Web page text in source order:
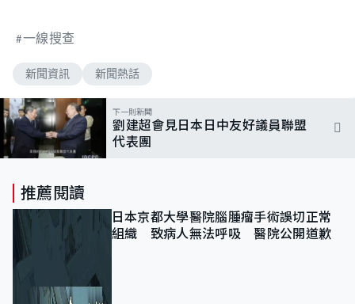
一線搜查
新聞資訊 新聞熱話
下一則新聞
劉建超會見日本日中友好議員聯盟
代表團
推薦閱讀
日本京都大學醫院腦腫瘤手術誤切正常
組織 致病人無法呼吸 醫院公開道歉